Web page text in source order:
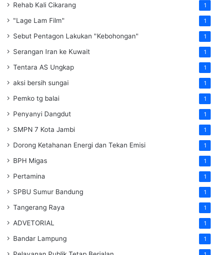
Rehab Kali Cikarang 1
"Lage Lam Film" 1
Sebut Pentagon Lakukan "Kebohongan" 1
Serangan Iran ke Kuwait 1
Tentara AS Ungkap 1
aksi bersih sungai 1
Pemko tg balai 1
Penyanyi Dangdut 1
SMPN 7 Kota Jambi 1
Dorong Ketahanan Energi dan Tekan Emisi 1
BPH Migas 1
Pertamina 1
SPBU Sumur Bandung 1
Tangerang Raya 1
ADVETORIAL 1
Bandar Lampung 1